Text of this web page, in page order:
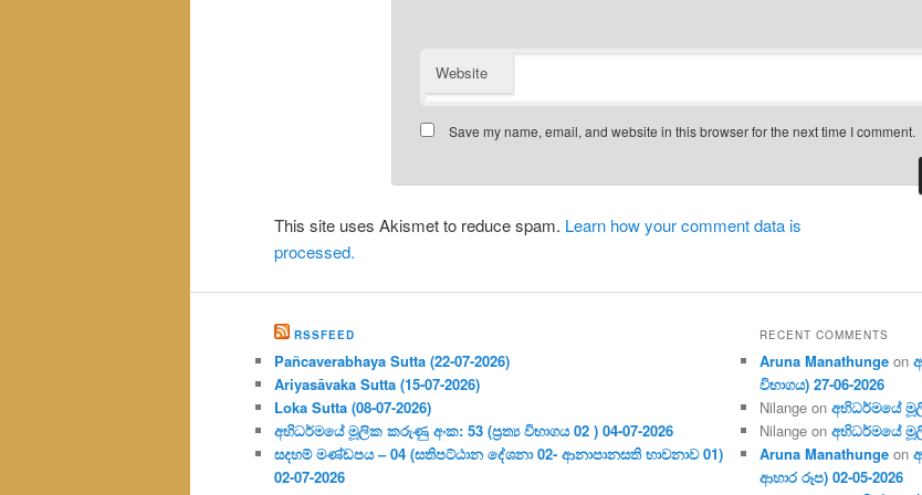
Website
Save my name, email, and website in this browser for the next time I comment.
This site uses Akismet to reduce spam. Learn how your comment data is
processed.
RSSFEED
Pañcaverabhaya Sutta (22-07-2026)
Ariyasāvaka Sutta (15-07-2026)
Loka Sutta (08-07-2026)
අභිධර්මයේ මූලික කරුණු අංක: 53 (ප්‍ර‍ත්‍ය විභාගය 02 ) 04-07-2026
සදහම් මණ්ඩපය – 04 (සතිපට්ඨාන දේශනා 02- ආනාපානසති භාවනාව 01)
02-07-2026
RECENT COMMENTS
Aruna Manathunge on
විභාගය) 27-06-2026
Nilange onඅභිධර්මයේ
Nilange onඅභිධර්මයේ
Aruna Manathunge on
ආහාර රූප) 02-05-2026